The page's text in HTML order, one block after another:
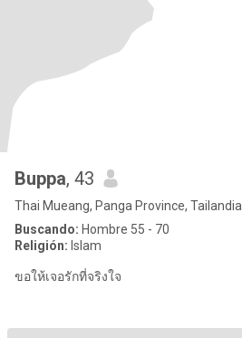
Buppa, 43
Thai Mueang, Panga Province, Tailandia
Buscando: Hombre 55 - 70
Religión: Islam
ขอให้เจอรักที่จริงใจ